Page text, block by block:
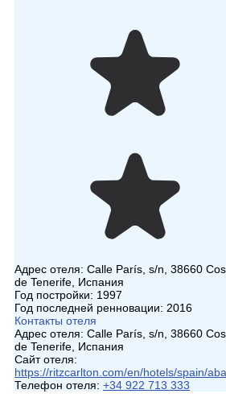
Адрес отеля: Calle París, s/n, 38660
de Tenerife, Испания
Год постройки: 1997
Год последней ренновации: 2016
Контакты отеля
Адрес отеля: Calle París, s/n, 38660
de Tenerife, Испания
Сайт отеля:
https://ritzcarlton.com/en/hotels/spain/
Телефон отеля: +34 922 713 333